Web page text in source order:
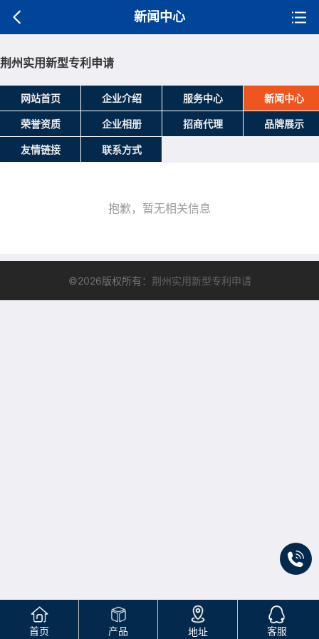
新闻中心
荆州实用新型专利申请
网站首页 企业介绍 服务中心 新闻中心
荣誉资质 企业相册 招商代理 品牌展示
友情链接 联系方式
抱歉，暂无相关信息
©2026版权所有： 荆州实用新型专利申请
首页 产品 地址 客服